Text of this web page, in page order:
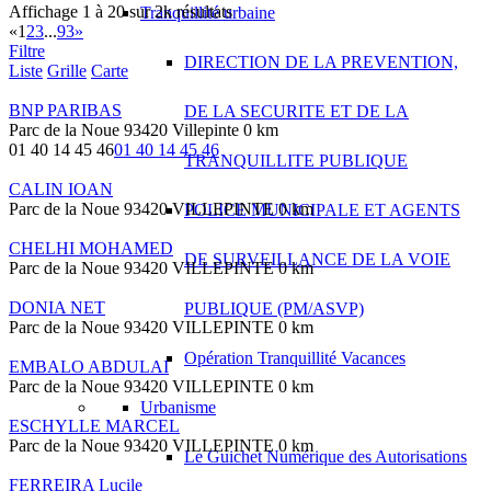
Tranquillité urbaine
DIRECTION DE LA PREVENTION,
DE LA SECURITE ET DE LA
TRANQUILLITE PUBLIQUE
POLICE MUNICIPALE ET AGENTS
DE SURVEILLANCE DE LA VOIE
PUBLIQUE (PM/ASVP)
Opération Tranquillité Vacances
Urbanisme
Le Guichet Numérique des Autorisations
Affichage 1 à 20 sur 2k résultats
«1 23...93»
Filtre
Liste Grille Carte
BNP PARIBAS
Parc de la Noue 93420 Villepinte 0 km
01 40 14 45 4601 40 14 45 46
CALIN IOAN
Parc de la Noue 93420 VILLEPINTE 0 km
CHELHI MOHAMED
Parc de la Noue 93420 VILLEPINTE 0 km
DONIA NET
Parc de la Noue 93420 VILLEPINTE 0 km
EMBALO ABDULAI
Parc de la Noue 93420 VILLEPINTE 0 km
ESCHYLLE MARCEL
Parc de la Noue 93420 VILLEPINTE 0 km
FERREIRA Lucile